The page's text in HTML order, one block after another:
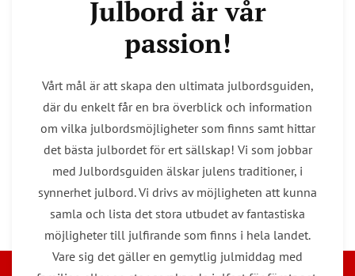
Julbord är vår
passion!
Vårt mål är att skapa den ultimata julbordsguiden,
där du enkelt får en bra överblick och information
om vilka julbordsmöjligheter som finns samt hittar
det bästa julbordet för ert sällskap! Vi som jobbar
med Julbordsguiden älskar julens traditioner, i
synnerhet julbord. Vi drivs av möjligheten att kunna
samla och lista det stora utbudet av fantastiska
möjligheter till julfirande som finns i hela landet.
Vare sig det gäller en gemytlig julmiddag med